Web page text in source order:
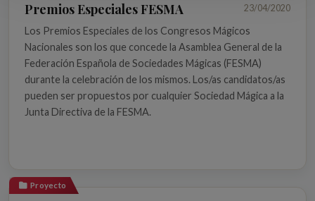
Premios Especiales FESMA 23/04/2020
Los Premios Especiales de los Congresos Mágicos
Nacionales son los que concede la Asamblea General de la
Federación Española de Sociedades Mágicas (FESMA)
durante la celebración de los mismos. Los/as candidatos/as
pueden ser propuestos por cualquier Sociedad Mágica a la
Junta Directiva de la FESMA.
Proyecto